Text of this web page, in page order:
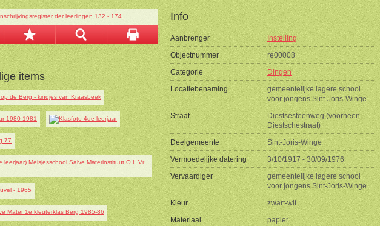
items
Info
Aanbrenger
Instelling
Objectnummer
re00008
Categorie
Dingen
Locatiebenaming
gemeentelijke lagere school
voor jongens Sint-Joris-Winge
Straat
Diestsesteenweg (voorheen
Diestschestraat)
Deelgemeente
Sint-Joris-Winge
Vermoedelijke datering
3/10/1917 - 30/09/1976
Vervaardiger
gemeentelijke lagere school
voor jongens Sint-Joris-Winge
Kleur
zwart-wit
Materiaal
papier